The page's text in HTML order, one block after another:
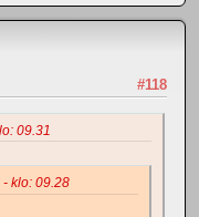
#118
09.31
klo: 09.28